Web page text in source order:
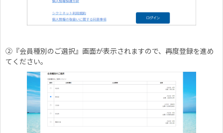
②『会員種別のご選択』画面が表示されますので、再度登録を進め
てください。